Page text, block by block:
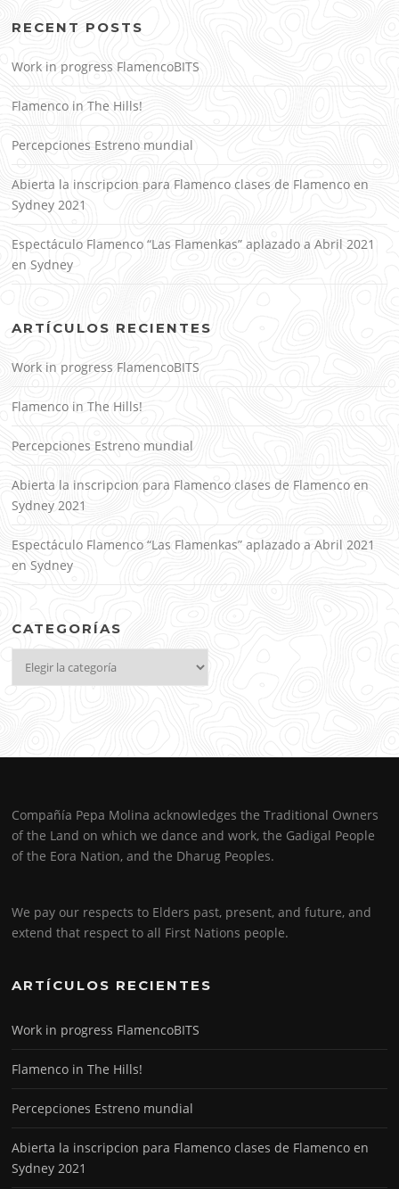
RECENT POSTS
Work in progress FlamencoBITS
Flamenco in The Hills!
Percepciones Estreno mundial
Abierta la inscripcion para Flamenco clases de Flamenco en
Sydney 2021
Espectáculo Flamenco “Las Flamenkas” aplazado a Abril 2021
en Sydney
ARTÍCULOS RECIENTES
Work in progress FlamencoBITS
Flamenco in The Hills!
Percepciones Estreno mundial
Abierta la inscripcion para Flamenco clases de Flamenco en
Sydney 2021
Espectáculo Flamenco “Las Flamenkas” aplazado a Abril 2021
en Sydney
CATEGORÍAS
Compañía Pepa Molina acknowledges the Traditional Owners
of the Land on which we dance and work, the Gadigal People
of the Eora Nation, and the Dharug Peoples.
We pay our respects to Elders past, present, and future, and
extend that respect to all First Nations people.
ARTÍCULOS RECIENTES
Work in progress FlamencoBITS
Flamenco in The Hills!
Percepciones Estreno mundial
Abierta la inscripcion para Flamenco clases de Flamenco en
Sydney 2021